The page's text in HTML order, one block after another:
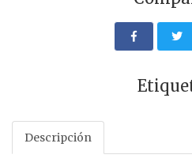
Descripción